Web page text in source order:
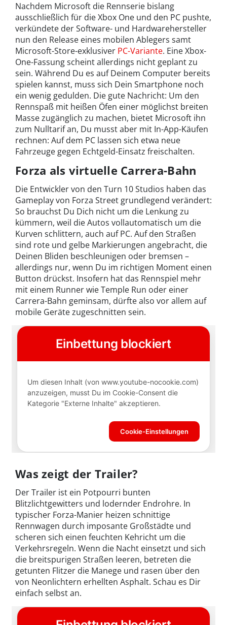
Nachdem Microsoft die Rennserie bislang
ausschließlich für die Xbox One und den PC pushte,
verkündete der Software- und Hardwarehersteller
nun den Release eines mobilen Ablegers samt
Microsoft-Store-exklusiver PC-Variante. Eine Xbox-
One-Fassung scheint allerdings nicht geplant zu
sein. Während Du es auf Deinem Computer bereits
spielen kannst, muss sich Dein Smartphone noch
ein wenig gedulden. Die gute Nachricht: Um den
Rennspaß mit heißen Öfen einer möglichst breiten
Masse zugänglich zu machen, bietet Microsoft ihn
zum Nulltarif an, Du musst aber mit In-App-Käufen
rechnen: Auf dem PC lassen sich etwa neue
Fahrzeuge gegen Echtgeld-Einsatz freischalten.
Forza als virtuelle Carrera-Bahn
Die Entwickler von den Turn 10 Studios haben das
Gameplay von Forza Street grundlegend verändert:
So brauchst Du Dich nicht um die Lenkung zu
kümmern, weil die Autos vollautomatisch um die
Kurven schlittern, auch auf PC. Auf den Straßen
sind rote und gelbe Markierungen angebracht, die
Deinen Bliden beschleunigen oder bremsen –
allerdings nur, wenn Du im richtigen Moment einen
Button drückst. Insofern hat das Rennspiel mehr
mit einem Runner wie Temple Run oder einer
Carrera-Bahn geminsam, dürfte also vor allem auf
mobile Geräte zugeschnitten sein.
Was zeigt der Trailer?
Der Trailer ist ein Potpourri bunten
Blitzlichtgewitters und lodernder Endrohre. In
typischer Forza-Manier heizen schnittige
Rennwagen durch imposante Großstädte und
scheren sich einen feuchten Kehricht um die
Verkehrsregeln. Wenn die Nacht einsetzt und sich
die breitspurigen Straßen leeren, betreten die
getunten Flitzer die Manege und rasen über den
von Neonlichtern erhellten Asphalt. Schau es Dir
einfach selbst an.